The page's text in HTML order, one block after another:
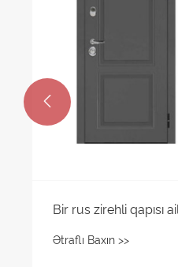
Bir rus zirehli qapısı
Ətraflı Baxın >>
